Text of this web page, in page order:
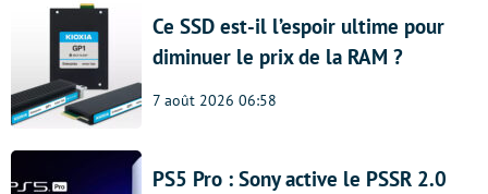
Ce SSD est-il l’espoir ultime pour
diminuer le prix de la RAM ?
7 août 2026 06:58
PS5 Pro : Sony active le PSSR 2.0